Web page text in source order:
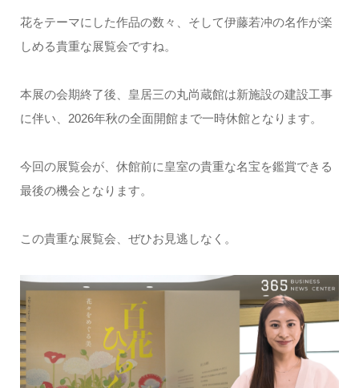
花をテーマにした作品の数々、そして伊藤若冲の名作が楽
しめる貴重な展覧会ですね。
本展の会期終了後、皇居三の丸尚蔵館は新施設の建設工事
に伴い、2026年秋の全面開館まで一時休館となります。
今回の展覧会が、休館前に皇室の貴重な名宝を鑑賞できる
最後の機会となります。
この貴重な展覧会、ぜひお見逃しなく。